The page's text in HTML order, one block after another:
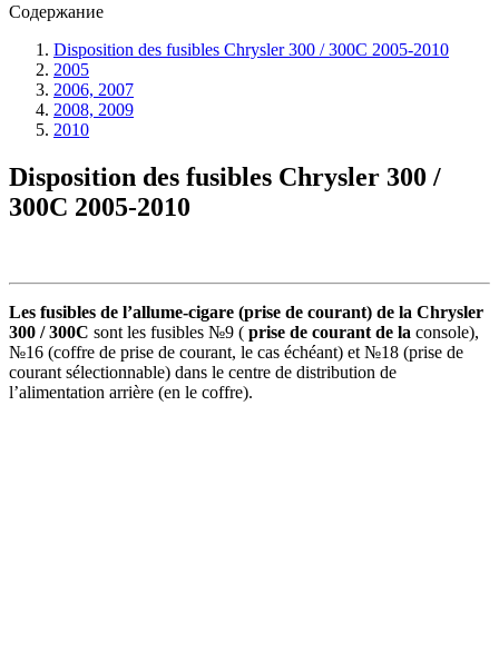
Содержание
Disposition des fusibles Chrysler 300 / 300C 2005-2010
2005
2006, 2007
2008, 2009
2010
Disposition des fusibles Chrysler 300 /
300C 2005-2010
Les fusibles de l’allume-cigare (prise de courant) de la Chrysler
300 / 300C sont les fusibles №9 ( prise de courant de la console),
№16 (coffre de prise de courant, le cas échéant) et №18 (prise de
courant sélectionnable) dans le centre de distribution de
l’alimentation arrière (en le coffre).